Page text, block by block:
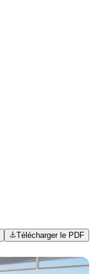
Télécharger le PDF